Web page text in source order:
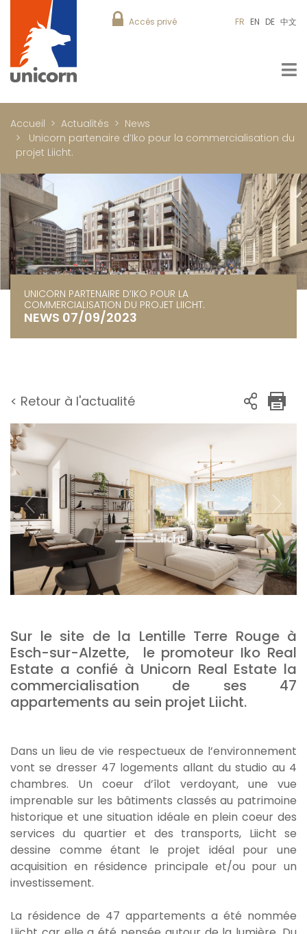
Accès privé FR EN DE 中文
Accueil Actualités
News
Unicorn partenaire d’Iko pour la commercialisation du
projet Liicht.
UNICORN PARTENAIRE D’IKO POUR LA
COMMERCIALISATION DU PROJET LIICHT.
NEWS 07/09/2023
< Retour à l'actualité
Sur le site de la Lentille Terre Rouge à
Esch-sur-Alzette, le promoteur Iko Real
Estate a confié à Unicorn Real Estate la
commercialisation de ses 47
appartements au sein projet Liicht.
Dans un lieu de vie respectueux de l’environnement
vont se dresser 47 logements allant du studio au 4
chambres. Un coeur d’îlot verdoyant, une vue
imprenable sur les bâtiments classés au patrimoine
historique et une situation idéale en plein coeur des
services du quartier et des transports, Liicht se
dessine comme étant le projet idéal pour une
acquisition en résidence principale et/ou pour un
investissement.
La résidence de 47 appartements a été nommée